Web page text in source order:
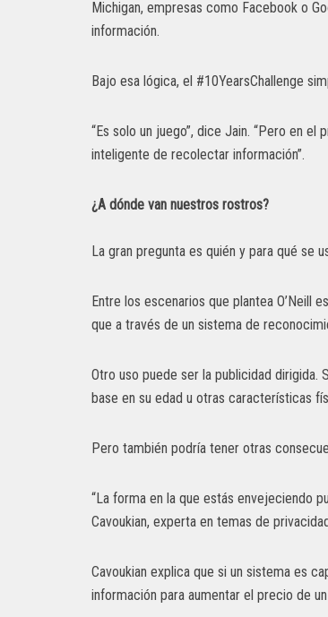
Michigan, empresas como Facebook o
información.
Bajo esa lógica, el #10YearsChallenge
“Es solo un juego”, dice Jain. “Pero en
inteligente de recolectar información”.
¿A dónde van nuestros rostros?
La gran pregunta es quién y para qué se
Entre los escenarios que plantea O’Neill
que a través de un sistema de
Otro uso puede ser la publicidad
base en su edad u otras características
Pero también podría tener otras
“La forma en la que estás envejeciendo
Cavoukian, experta en temas de
Cavoukian explica que si un sistema es
información para aumentar el precio de